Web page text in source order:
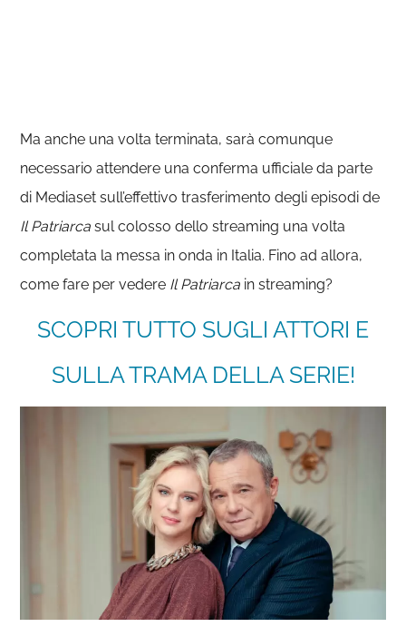
Ma anche una volta terminata, sarà comunque
necessario attendere una conferma ufficiale da parte
di Mediaset sull’effettivo trasferimento degli episodi de
Il Patriarcasul colosso dello streaming una volta
completata la messa in onda in Italia. Fino ad allora,
come fare per vedere Il Patriarca in streaming?
SCOPRI TUTTO SUGLI ATTORI E
SULLA TRAMA DELLA SERIE!